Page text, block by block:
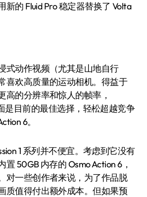
新的 Fluid Pro 稳定器替换了 Volta
式动作视频（尤其是山地自行
喜欢高质量的运动相机。得益于
高的分辨率和惊人的帧率，
是目前的最佳选择，轻松超越竞争
6。
1 系列并不便宜。考虑到它没有
置 50GB 内存的 Osmo Action 6，
对一些创作者来说，为了作品脱
质值得付出额外成本。但如果预